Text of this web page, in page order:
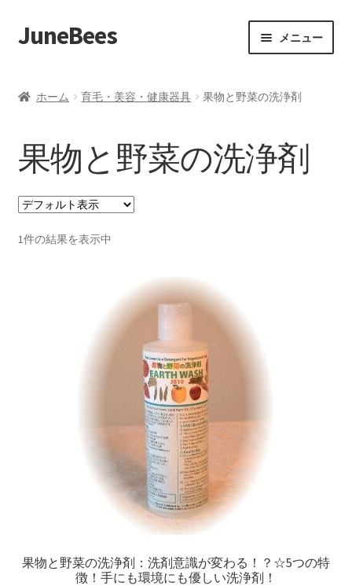
ナ
ビ
ー
ン
へ
キ
プ
コ
ン
ン
ス
キ
プ
JuneBees メニュー
カート
マイアカウント
支払い
注文とお支払いについて
銀行振込（日本）
小切手（Personal Check）
返品・キャンセルについて
お問い合わせ
ホーム 育毛・美容・健康器具 果物と野菜の洗浄剤
果物と野菜の洗浄剤
1件の結果を表示中
果物と野菜の洗浄剤：洗剤意識が変わる！？☆5つの特
徴！手にも環境にも優しい洗浄剤！